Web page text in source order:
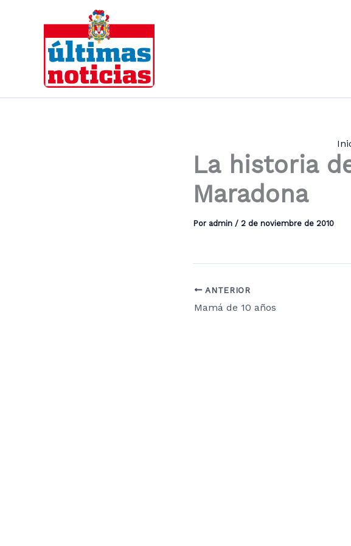
contenido
La historia
Maradona
Por admin / 2 de noviembre de 2010
ANTERIOR
Mamá de 10 años